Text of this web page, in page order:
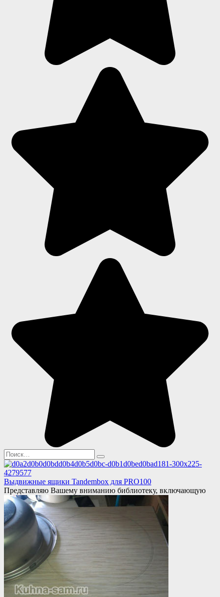
Search
for:
Выдвижные ящики Tandembox для PRO100
Представляю Вашему вниманию библиотеку, включающую